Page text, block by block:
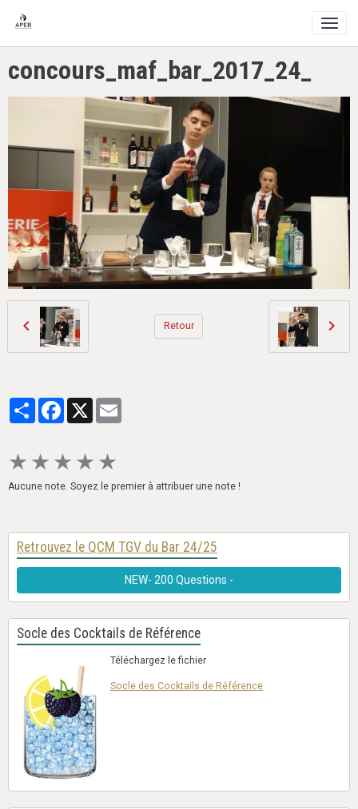
concours_maf_bar_2017_24_
Retour
PartagerFacebook
X
★ ★ ★ ★ ★
Aucune note. Soyez le premier à attribuer une note !
Retrouvez le QCM TGV du Bar 24/25
NEW- 200 Questions -
Socle des Cocktails de Référence
Téléchargez le fichier
Socle des Cocktails de Référence